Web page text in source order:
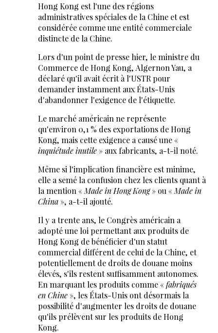
Hong Kong est l'une des régions
administratives spéciales de la Chine et est
considérée comme une entité commerciale
distincte de la Chine.
Lors d'un point de presse hier, le ministre du
Commerce de Hong Kong, Algernon Yau, a
déclaré qu'il avait écrit à l'USTR pour
demander instamment aux États-Unis
d'abandonner l'exigence de l'étiquette.
Le marché américain ne représente
qu'environ 0,1 % des exportations de Hong
Kong, mais cette exigence a causé une «
inquiétude inutile» aux fabricants, a-t-il noté.
Même si l'implication financière est minime,
elle a semé la confusion chez les clients quant à
la mention « Made in Hong Kong» ou « Made in
China», a-t-il ajouté.
Il y a trente ans, le Congrès américain a
adopté une loi permettant aux produits de
Hong Kong de bénéficier d'un statut
commercial différent de celui de la Chine, et
potentiellement de droits de douane moins
élevés, s'ils restent suffisamment autonomes.
En marquant les produits comme «fabriqués
en Chine», les États-Unis ont désormais la
possibilité d'augmenter les droits de douane
qu'ils prélèvent sur les produits de Hong
Kong.